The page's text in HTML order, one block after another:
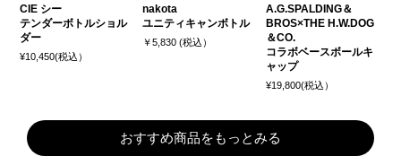
CIE シー
テンダーボトルショル
ダー
¥10,450(税込）
nakota
ユニティキャンボトル
￥5,830 (税込）
A.G.SPALDING＆
BROS×THE H.W.DOG
＆CO.
コラボベースボールキ
ャップ
¥19,800(税込）
おすすめ商品をもっとみる